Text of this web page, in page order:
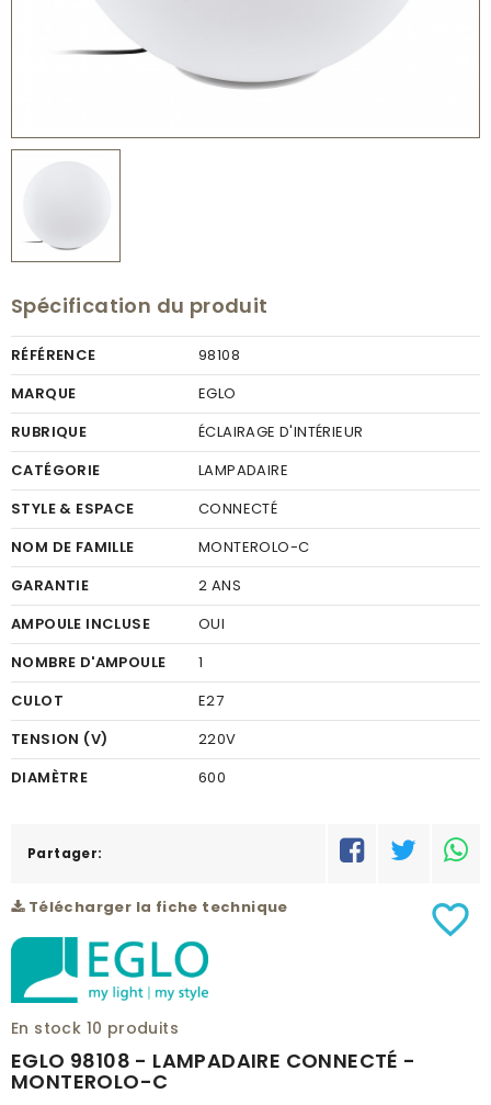
Spécification du produit
RÉFÉRENCE
98108
MARQUE
EGLO
RUBRIQUE
ÉCLAIRAGE D'INTÉRIEUR
CATÉGORIE
LAMPADAIRE
STYLE & ESPACE
CONNECTÉ
NOM DE FAMILLE
MONTEROLO-C
GARANTIE
2 ANS
AMPOULE INCLUSE
OUI
NOMBRE D'AMPOULE
1
CULOT
E27
TENSION (V)
220V
DIAMÈTRE
600
COULEUR FINITION
PUISSANCE (W)
1X9W
HAUTEUR (MM)
CLASSE DE PROTECTION
Partager:
Télécharger la fiche technique
En stock 10 produits
EGLO 98108 - LAMPADAIRE CONNECTÉ -
MONTEROLO-C
favorite_border